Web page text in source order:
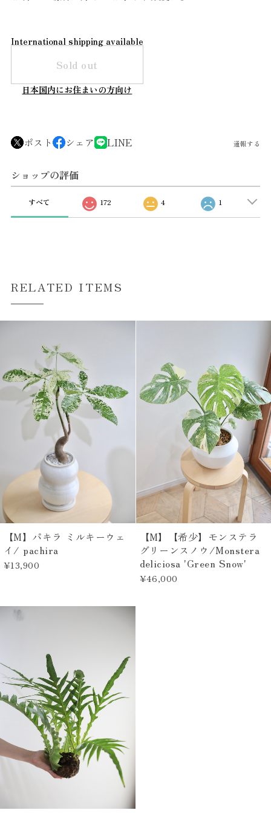
International shipping available
Sold out
日本国内にお住まいの方向け
ポスト シェア LINE 通報する
ショップの評価
すべて 172 4 1
RELATED ITEMS
【M】パキラ ミルキーウェ
イ/ pachira
¥13,900
【M】【希少】モンステラ
グリーンスノウ/Monstera
deliciosa 'Green Snow'
¥46,000